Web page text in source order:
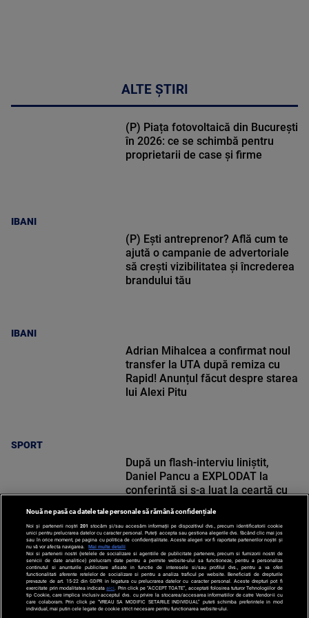
ALTE ȘTIRI
IBANI
(P) Piața fotovoltaică din București
în 2026: ce se schimbă pentru
proprietarii de case și firme
IBANI
(P) Ești antreprenor? Află cum te
ajută o campanie de advertoriale
să crești vizibilitatea și încrederea
brandului tău
SPORT
Adrian Mihalcea a confirmat noul
transfer la UTA după remiza cu
Rapid! Anunțul făcut despre starea
lui Alexi Pitu
SPORT
După un flash-interviu liniștit,
Daniel Pancu a EXPLODAT la
conferință și s-a luat la ceartă cu
strigați”
Nouă ne pasă ca datele tale personale să rămână confidențiale
Noi și partenerii noștri 201 stocăm și/sau accesăm informații pe dispozitivul dvs., precum identificatorii cookie
unici pentru prelucrarea datelor cu caracter personal. Puteți accepta sau gestiona alegerile dvs. făcând clic mai jos
sau în orice moment, pe pagina cu politica de confidențialitate. Aceste alegeri vor fi raportate partenerilor noștri și
nu vă vor afecta navigarea.
Mai multe detalii
Noi si partenerii nostri (retelele de socializare si agentiile de publicitate partenere, precum si furnizorii nostri de
servicii de date analitice) prelucram date pentru a permite website-ului sa functioneze, pentru a personaliza
continutul si anunturile publicitare afisate in functie de interesele si/sau profilul dvs., pentru a va oferi
functionalitati aferente retelelor de socializare si pentru a analiza traficul pe website. Beneficiati de drepturile
prevazute de art. 15-22 din GDPR in legatura cu prelucrarea datelor cu caracter personal. Aceste drepturi pot fi
exercitate prin modalitatea indicataaici . Prin click pe “ACCEPT TOATE”, acceptati folosirea tuturor Tehnologiilor de
tip Cookie, care implica inclusiv acceptul dvs. cu privire la stocarea/accesarea informatiilor de catre Vendor-ii cu
care colaboram. Prin click pe “VREAU SA MODIFIC SETARILE INDIVIDUAL” puteti schimba preferintele in mod
individual, mai putin cele legate de cookie strict necesare pentru functionarea website-ului.